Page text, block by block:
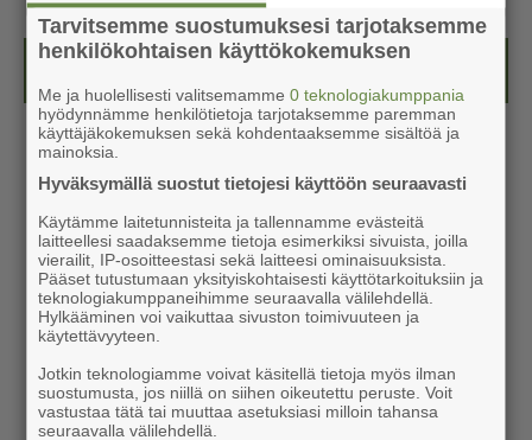
Tarvitsemme suostumuksesi tarjotaksemme
henkilökohtaisen käyttökokemuksen
Me ja huolellisesti valitsemamme0 teknologiakumppania
hyödynnämme henkilötietoja tarjotaksemme paremman
käyttäjäkokemuksen sekä kohdentaaksemme sisältöä ja
mainoksia.
Hyväksymällä suostut tietojesi käyttöön seuraavasti
Käytämme laitetunnisteita ja tallennamme evästeitä
laitteellesi saadaksemme tietoja esimerkiksi sivuista, joilla
vierailit, IP-osoitteestasi sekä laitteesi ominaisuuksista.
Pääset tutustumaan yksityiskohtaisesti käyttötarkoituksiin ja
teknologiakumppaneihimme seuraavalla välilehdellä.
Hylkääminen voi vaikuttaa sivuston toimivuuteen ja
käytettävyyteen.
Jotkin teknologiamme voivat käsitellä tietoja myös ilman
suostumusta, jos niillä on siihen oikeutettu peruste. Voit
vastustaa tätä tai muuttaa asetuksiasi milloin tahansa
seuraavalla välilehdellä.